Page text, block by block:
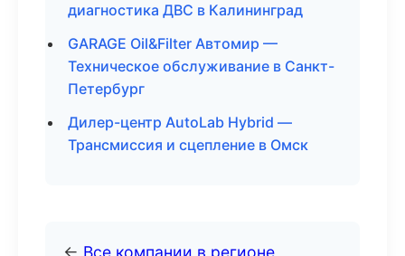
диагностика ДВС в Калининград
GARAGE Oil&Filter Автомир —
Техническое обслуживание в Санкт-
Петербург
Дилер-центр AutoLab Hybrid —
Трансмиссия и сцепление в Омск
← Все компании в регионе